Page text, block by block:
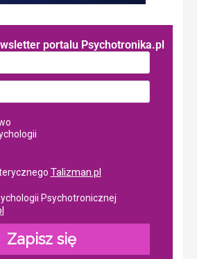
portalu Psychotronika.pl
Talizman.pl
Psychotronicznej
Zapisz się